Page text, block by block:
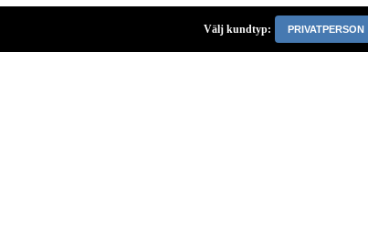
Välj kundtyp: PRIVATPERSON